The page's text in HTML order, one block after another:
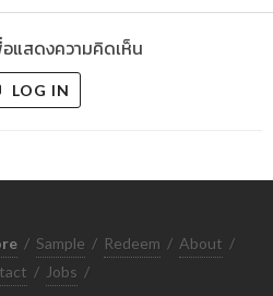
อแสดงความคิดเห็น
LOG IN
/ Sample / Redeem / About /
/ Jobs /